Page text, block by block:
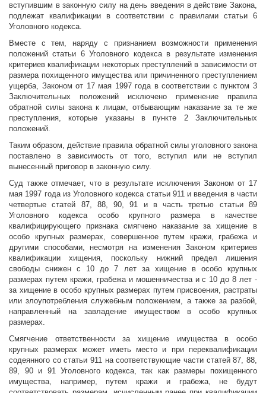
вступившим в законную силу на день введения в действие Закона,
подлежат квалификации в соответствии с правилами статьи 6
Уголовного кодекса.
Вместе с тем, наряду с признанием возможности применения
положений статьи 6 Уголовного кодекса в результате изменения
критериев квалификации некоторых преступлений в зависимости от
размера похищенного имущества или причиненного преступлением
ущерба, Законом от 17 мая 1997 года в соответствии с пунктом 3
Заключительных положений исключено применение правила
обратной силы закона к лицам, отбывающим наказание за те же
преступления, которые указаны в пункте 2 Заключительных
положений.
Таким образом, действие правила обратной силы уголовного закона
поставлено в зависимость от того, вступил или не вступил
вынесенный приговор в законную силу.
Суд также отмечает, что в результате исключения Законом от 17
мая 1997 года из Уголовного кодекса статьи 911 и введения в части
четвертые статей 87, 88, 90, 91 и в часть третью статьи 89
Уголовного кодекса особо крупного размера в качестве
квалифицирующего признака смягчено наказание за хищение в
особо крупных размерах, совершенное путем кражи, грабежа и
другими способами, несмотря на изменения Законом критериев
квалификации хищения, поскольку нижний предел лишения
свободы снижен с 10 до 7 лет за хищение в особо крупных
размерах путем кражи, грабежа и мошенничества и с 10 до 8 лет -
за хищение в особо крупных размерах путем присвоения, растраты
или злоупотребления служебным положением, а также за разбой,
направленный на завладение имуществом в особо крупных
размерах.
Смягчение ответственности за хищение имущества в особо
крупных размерах может иметь место и при переквалификации
содеянного со статьи 911 на соответствующие части статей 87, 88,
89, 90 и 91 Уголовного кодекса, так как размеры похищенного
имущества, например, путем кражи и грабежа, не будут